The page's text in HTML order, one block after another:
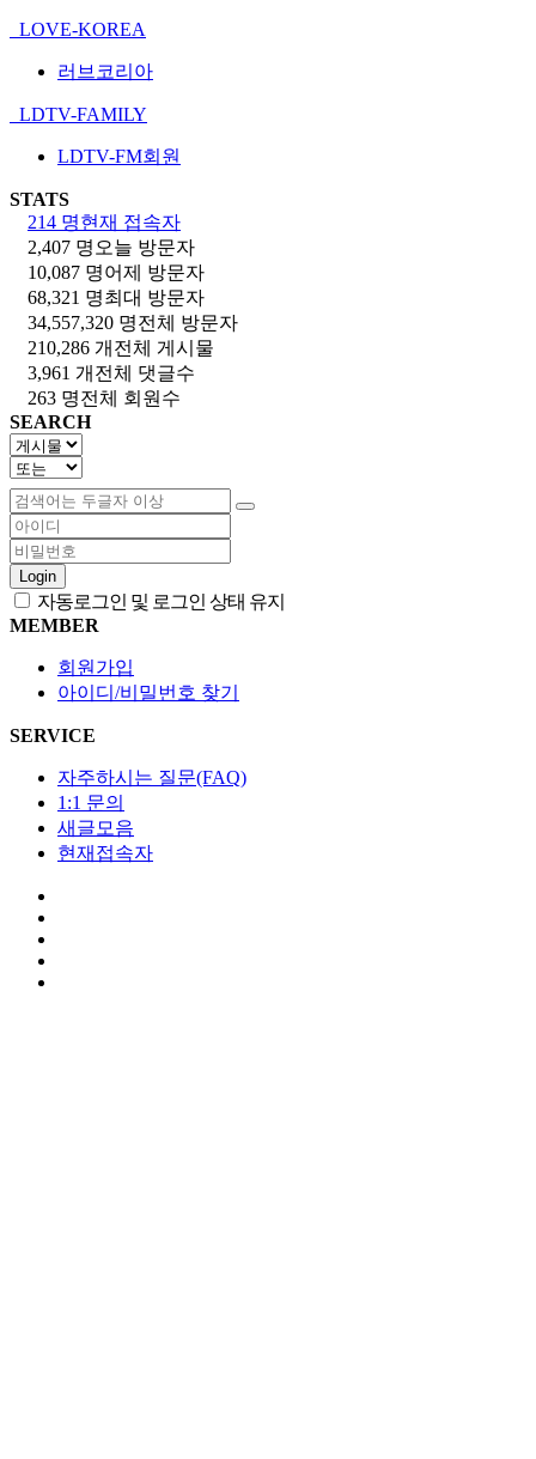
LOVE-KOREA
러브코리아
LDTV-FAMILY
LDTV-FM회원
STATS
214 명현재 접속자
2,407 명 오늘 방문자
10,087 명어제 방문자
68,321 명최대 방문자
34,557,320 명전체 방문자
210,286 개 전체 게시물
3,961 개 전체 댓글수
263 명전체 회원수
SEARCH
Login
자동로그인 및 로그인 상태 유지
MEMBER
회원가입
아이디/비밀번호 찾기
SERVICE
자주하시는 질문(FAQ)
1:1 문의
새글모음
현재접속자